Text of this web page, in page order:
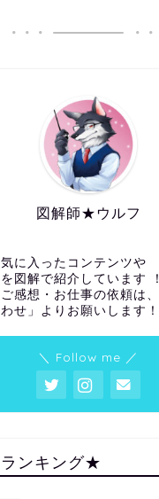
図解師★ウルフ
入ったコンテンツや
解で紹介しています ！
想・お仕事の依頼は、
せ」よりお願いします！
＼ Follow me ／
ンキング★